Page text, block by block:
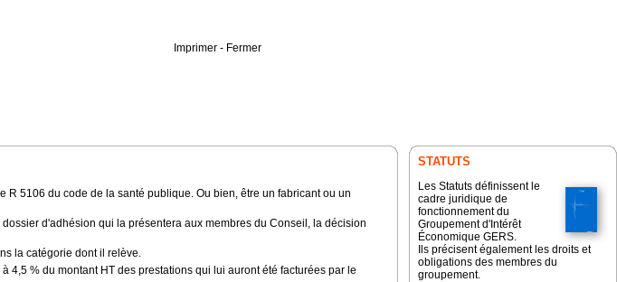
Imprimer - Fermer
5106 du code de la santé publique. Ou bien, être un fabricant ou un
d'adhésion qui la présentera aux membres du Conseil, la décision
la catégorie dont il relève.
4,5 % du montant HT des prestations qui lui auront été facturées par le
STATUTS
Les Statuts définissent le
cadre juridique de
fonctionnement du
Groupement d'Intérêt
Économique GERS.
Ils précisent également les droits et
obligations des membres du
groupement.